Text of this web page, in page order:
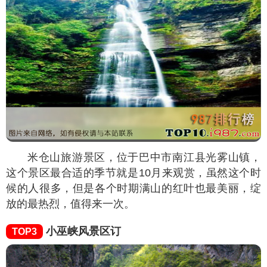
米仓山旅游景区，位于巴中市南江县光雾山镇，
这个景区最合适的季节就是10月来观赏，虽然这个时
候的人很多，但是各个时期满山的红叶也最美丽，绽
放的最热烈，值得来一次。
TOP3 小巫峡风景区订